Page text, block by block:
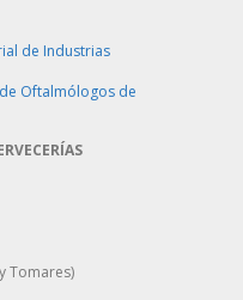
de Industrias
Oftalmólogos de
Tomares)